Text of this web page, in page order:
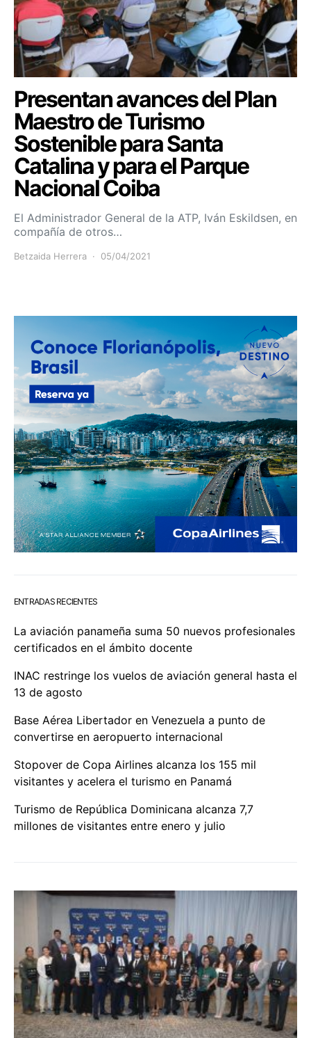
Presentan avances del Plan
Maestro de Turismo
Sostenible para Santa
Catalina y para el Parque
Nacional Coiba
El Administrador General de la ATP, Iván Eskildsen, en
compañía de otros…
Betzaida Herrera 05/04/2021
ENTRADAS RECIENTES
La aviación panameña suma 50 nuevos profesionales
certificados en el ámbito docente
INAC restringe los vuelos de aviación general hasta el
13 de agosto
Base Aérea Libertador en Venezuela a punto de
convertirse en aeropuerto internacional
Stopover de Copa Airlines alcanza los 155 mil
visitantes y acelera el turismo en Panamá
Turismo de República Dominicana alcanza 7,7
millones de visitantes entre enero y julio